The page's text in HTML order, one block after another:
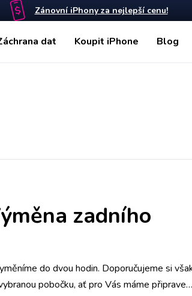
Zánovní iPhony za nejlepší cenu!
dat Koupit iPhone Blog
zadního
do dvou hodin. Doporučujeme si
pobočku, ať pro Vás máme připravený